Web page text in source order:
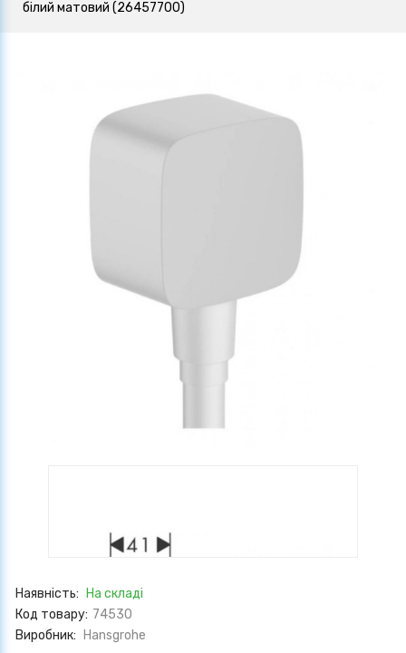
білий матовий (26457700)
Наявність:
На складі
Код товару: 74530
Виробник:
Hansgrohe